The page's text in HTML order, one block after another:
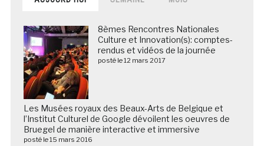
8èmes Rencontres Nationales
Culture et Innovation(s): comptes-
rendus et vidéos de la journée
posté le 12 mars 2017
Les Musées royaux des Beaux-Arts de Belgique et
l’Institut Culturel de Google dévoilent les oeuvres de
Bruegel de manière interactive et immersive
posté le 15 mars 2016